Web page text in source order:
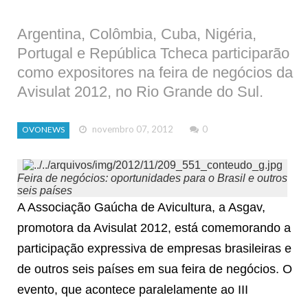
Argentina, Colômbia, Cuba, Nigéria,
Portugal e República Tcheca participarão
como expositores na feira de negócios da
Avisulat 2012, no Rio Grande do Sul.
OVONEWS novembro 07, 2012 0
Feira de negócios: oportunidades para o Brasil e outros
seis países
A Associação Gaúcha de Avicultura, a Asgav,
promotora da Avisulat 2012, está comemorando a
participação expressiva de empresas brasileiras e
de outros seis países em sua feira de negócios. O
evento, que acontece paralelamente ao III